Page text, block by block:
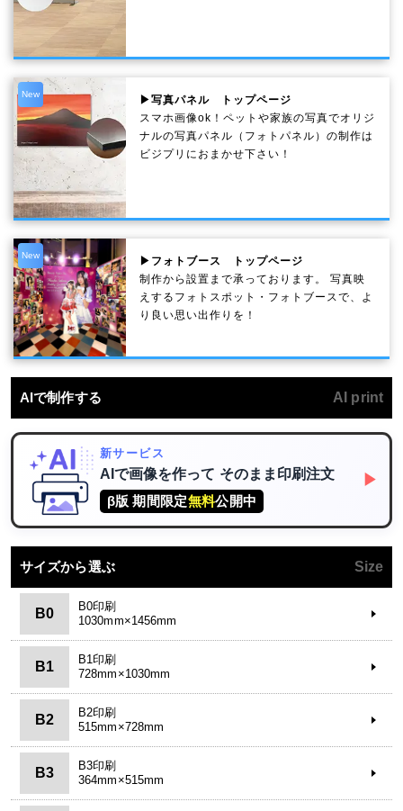
New
▶写真パネル トップページ
スマホ画像ok！ペットや家族の写真でオリジ
ナルの写真パネル（フォトパネル）の制作は
ビジプリにおまかせ下さい！
New
▶フォトブース トップページ
制作から設置まで承っております。 写真映
えするフォトスポット・フォトブースで、よ
り良い思い出作りを！
AIで制作する AI print
新サービス
AIで画像を作って そのまま印刷注文
β版 期間限定無料公開中
▶
サイズから選ぶ Size
B0
B0印刷
1030mm×1456mm
B1
B1印刷
728mm×1030mm
B2
B2印刷
515mm×728mm
B3
B3印刷
364mm×515mm